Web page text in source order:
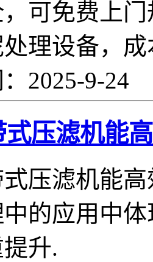
可免费上
理设备，
2025-9-24
压滤机能
压滤机能
的应用中
升.